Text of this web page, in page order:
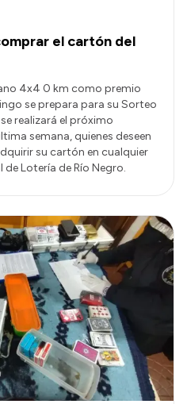
el cartón del
4x4 0 km como premio
se prepara para su Sorteo
realizará el próximo
semana, quienes deseen
su cartón en cualquier
Lotería de Río Negro.